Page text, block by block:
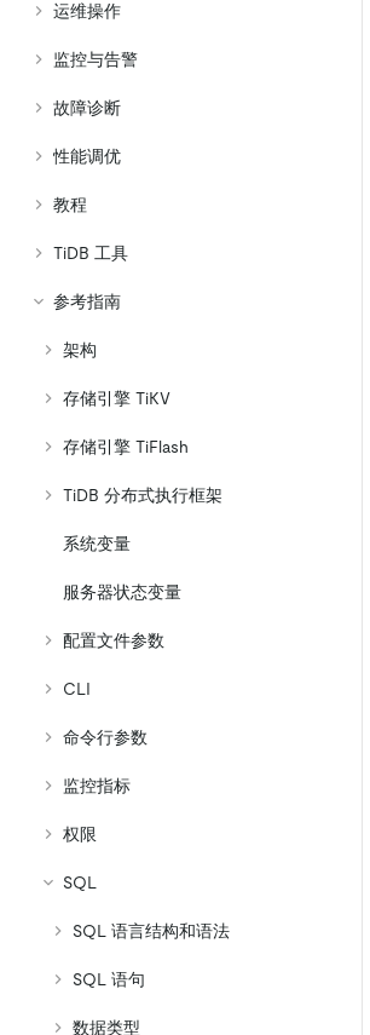
运维操作
监控与告警
故障诊断
性能调优
教程
TiDB 工具
参考指南
架构
存储引擎 TiKV
存储引擎 TiFlash
TiDB 分布式执行框架
系统变量
服务器状态变量
配置文件参数
CLI
命令行参数
监控指标
权限
SQL
SQL 语言结构和语法
SQL 语句
数据类型